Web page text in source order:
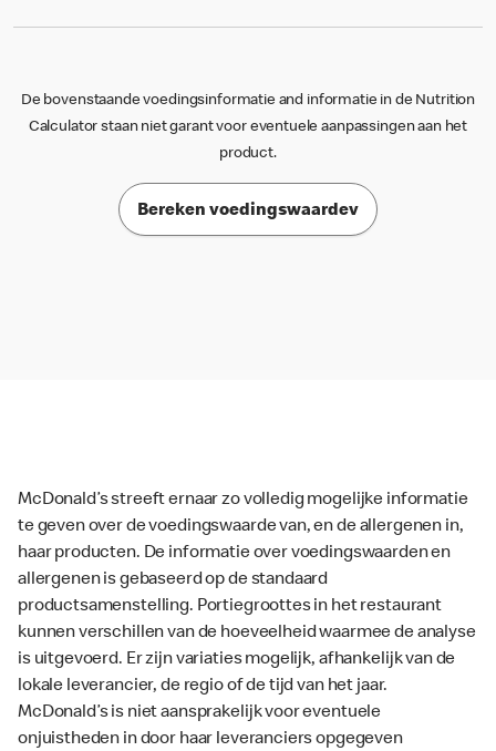
De bovenstaande voedingsinformatie and informatie in de Nutrition
Calculator staan niet garant voor eventuele aanpassingen aan het
product.
Bereken voedingswaardev
McDonald’s streeft ernaar zo volledig mogelijke informatie
te geven over de voedingswaarde van, en de allergenen in,
haar producten. De informatie over voedingswaarden en
allergenen is gebaseerd op de standaard
productsamenstelling. Portiegroottes in het restaurant
kunnen verschillen van de hoeveelheid waarmee de analyse
is uitgevoerd. Er zijn variaties mogelijk, afhankelijk van de
lokale leverancier, de regio of de tijd van het jaar.
McDonald’s is niet aansprakelijk voor eventuele
onjuistheden in door haar leveranciers opgegeven